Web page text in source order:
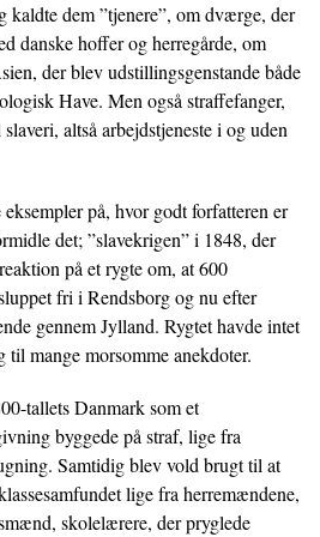
kaldte dem ”tjenere”, om dværge, der
danske hoffer og herregårde, om
der blev udstillingsgenstande både
Have. Men også straffefanger,
altså arbejdstjeneste i og uden
på, hvor godt forfatteren er
det; ”slavekrigen” i 1848, der
på et rygte om, at 600
fri i Rendsborg og nu efter
gennem Jylland. Rygtet havde intet
til mange morsomme anekdoter.
tallets Danmark som et
byggede på straf, lige fra
Samtidig blev vold brugt til at
lige fra herremændene,
skolelærere, der pryglede